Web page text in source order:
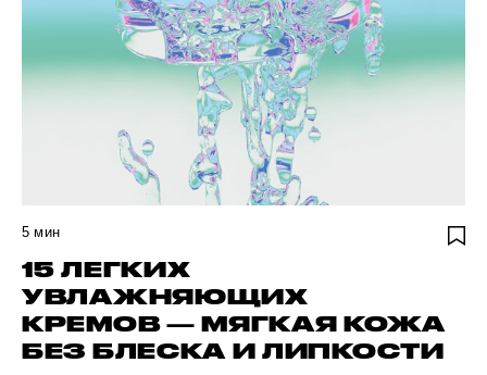
5 мин
15 ЛЕГКИХ
УВЛАЖНЯЮЩИХ
КРЕМОВ — МЯГКАЯ КОЖА
БЕЗ БЛЕСКА И ЛИПКОСТИ